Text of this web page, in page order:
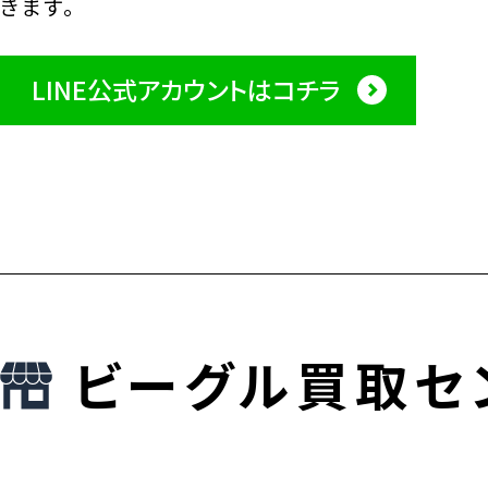
きます。
LINE公式アカウントはコチラ
ビーグル買取セ